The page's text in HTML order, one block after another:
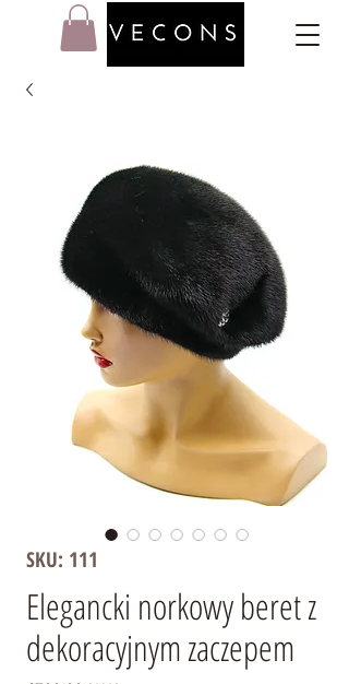
SKU: 111
Elegancki norkowy beret z
dekoracyjnym zaczepem